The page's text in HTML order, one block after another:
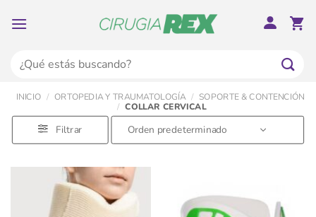
Buscar
por:
INICIO / ORTOPEDIA Y TRAUMATOLOGÍA / SOPORTE & CONTENCIÓN
/ COLLAR CERVICAL
Filtrar